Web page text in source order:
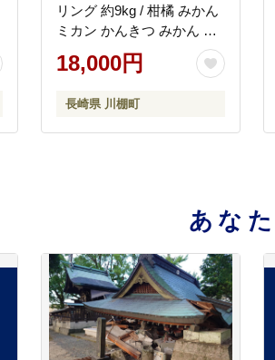
リング 約9kg / 柑橘 みかん
ミカン かんきつ みかん 果
物 フルーツ くだもの【長
崎ぶんたんの会 】
18,000円
長崎県 川棚町
あな